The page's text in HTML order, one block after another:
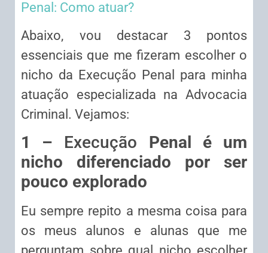
Penal: Como atuar?
Abaixo, vou destacar 3 pontos
essenciais que me fizeram escolher o
nicho da Execução Penal para minha
atuação especializada na Advocacia
Criminal. Vejamos:
1 – Execução Penal é um
nicho diferenciado por ser
pouco explorado
Eu sempre repito a mesma coisa para
os meus alunos e alunas que me